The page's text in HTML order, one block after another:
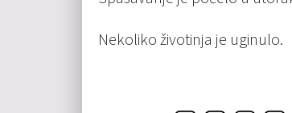
Nekoliko životinja je uginulo.